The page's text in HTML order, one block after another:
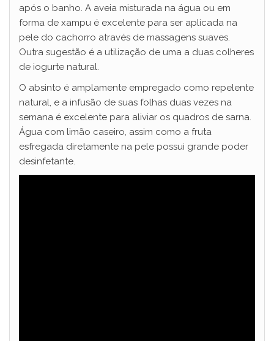
após o banho. A aveia misturada na água ou em
forma de xampu é excelente para ser aplicada na
pele do cachorro através de massagens suaves.
Outra sugestão é a utilização de uma a duas colheres
de iogurte natural.
O absinto é amplamente empregado como repelente
natural, e a infusão de suas folhas duas vezes na
semana é excelente para aliviar os quadros de sarna.
Água com limão caseiro, assim como a fruta
esfregada diretamente na pele possui grande poder
desinfetante.